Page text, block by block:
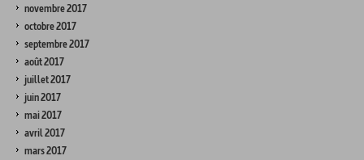
novembre 2017
octobre 2017
septembre 2017
août 2017
juillet 2017
juin 2017
mai 2017
avril 2017
mars 2017